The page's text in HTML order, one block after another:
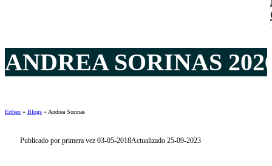
ANDREA SORINAS
Ertheo » Blogs » Andrea Sorinas
Publicado por primera vez 03-05-2018Actualizado 25-09-2023